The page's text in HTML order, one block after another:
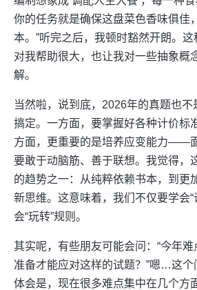
你的任务就是确保这盘菜色香味俱佳
本。”听完之后，我顿时豁然开朗。这
对我帮助很大，也让我对一些抽象概
解。
当然啦，说到底，2026年的真题也
搞定。一方面，要掌握好各种计价标
方面，更重要的是培养应变能力——
要敢于动脑筋、善于联想。我觉得，
的趋势之一：从纯粹依赖书本，到更
新思维。这意味着，我们不仅要学会“
会“玩转”规则。
其实呢，有些朋友可能会问：“今年难
准备才能应对这样的试题？”嗯…这个
体会是，现在很多难点集中在几个方